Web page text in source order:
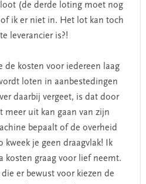
(de derde loting moet nog
ik er niet in. Het lot kan toch
leverancier is?!
de kosten voor iedereen laag
loten in aanbestedingen
daarbij vergeet, is dat door
meer uit kan gaan van zijn
bepaalt of de overheid
kweek je geen draagvlak! Ik
kosten graag voor lief neemt.
er bewust voor kiezen de